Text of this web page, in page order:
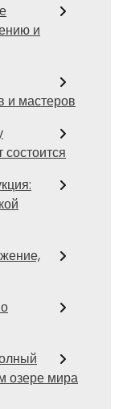
и
и мастеров
состоится
озере мира